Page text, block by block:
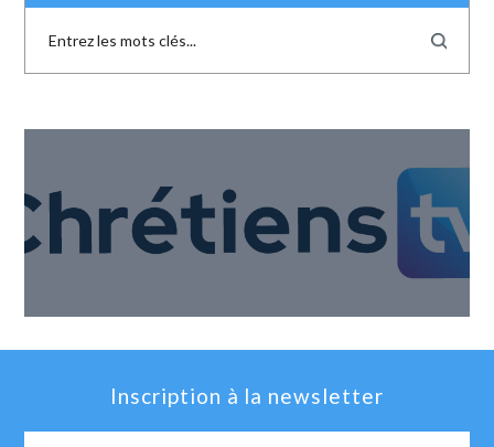
Inscription à la newsletter